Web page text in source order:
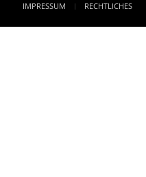
IMPRESSUM
RECHTLICHES